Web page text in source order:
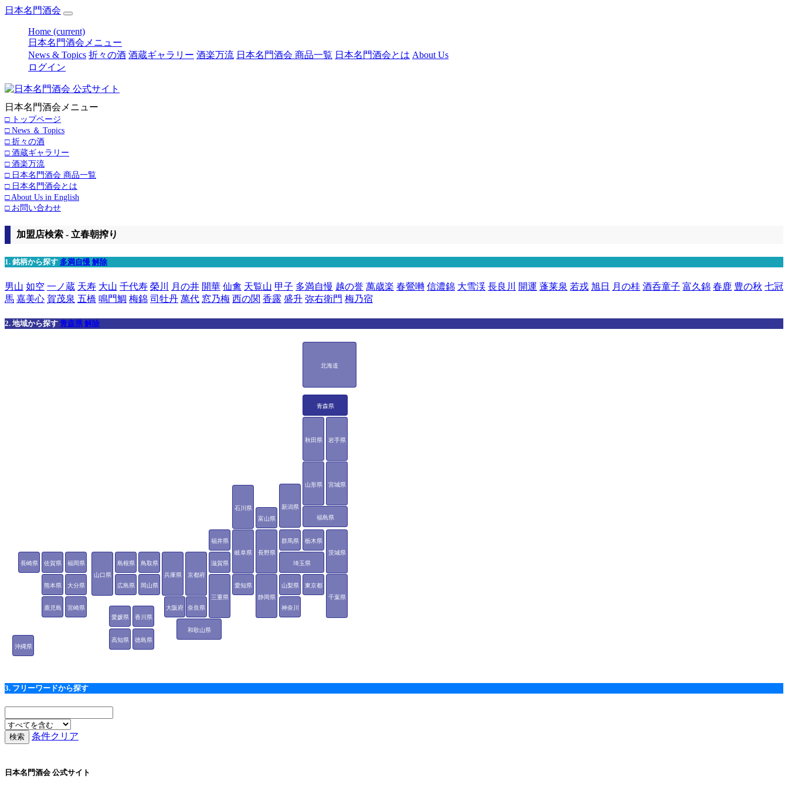
日本名門酒会
Home (current)
日本名門酒会メニュー
News & Topics 折々の酒 酒蔵ギャラリー 酒楽万流 日本名門酒会 商品一覧 日本名門酒会とは About Us
ログイン
日本名門酒会メニュー
□ トップページ
□ News ＆ Topics
□ 折々の酒
□ 酒蔵ギャラリー
□ 酒楽万流
□ 日本名門酒会 商品一覧
□ 日本名門酒会とは
□ About Us in English
□ お問い合わせ
加盟店検索 - 立春朝搾り
1. 銘柄から探す 多満自慢 解除
男山 如空 一ノ蔵 天寿 大山 千代寿 榮川 月の井 開華 仙禽 天覧山 甲子 多満自慢 越の誉 萬歳楽 春鶯囀 信濃錦 大雪渓 長良川 開運 蓬莱泉 若戎 旭日 月の桂 酒呑童子 富久錦 春鹿 豊の秋 七冠
馬 嘉美心 賀茂泉 五橋 鳴門鯛 梅錦 司牡丹 萬代 窓乃梅 西の関 香露 盛升 弥右衛門 梅乃宿
2. 地域から探す 青森県 解除
北海道
青森県
岩手県
宮城県
秋田県
山形県
福島県
茨城県
栃木県
群馬県
埼玉県
千葉県
東京都
神奈川
新潟県
富山県
石川県
福井県
山梨県
長野県
岐阜県
静岡県
愛知県
三重県
滋賀県
京都府
大阪府
兵庫県
奈良県
和歌山県
鳥取県
島根県
岡山県
広島県
山口県
徳島県
香川県
愛媛県
高知県
福岡県
佐賀県
長崎県
熊本県 大分県
宮崎県
鹿児島
沖縄県
3. フリーワードから探す
条件クリア
日本名門酒会 公式サイト